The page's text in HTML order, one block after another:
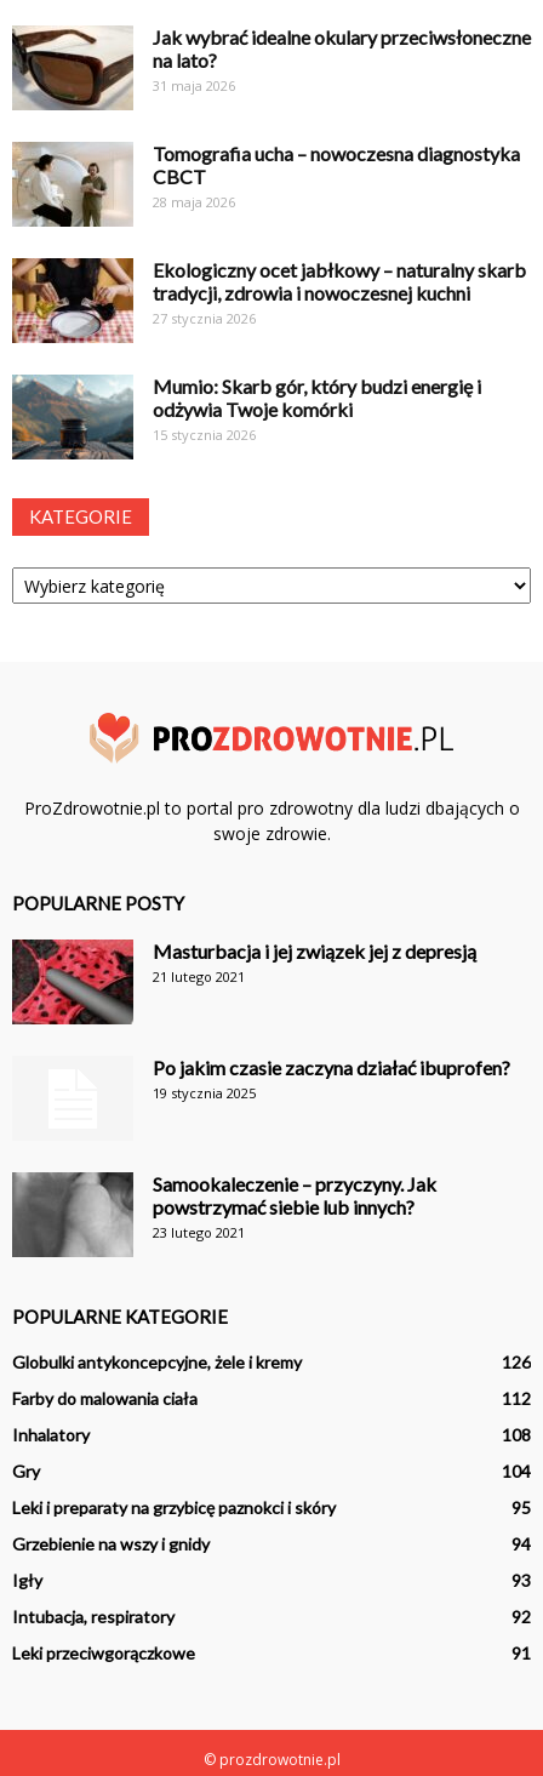
Jak wybrać idealne okulary przeciwsłoneczne
na lato?
31 maja 2026
Tomografia ucha – nowoczesna diagnostyka
CBCT
28 maja 2026
Ekologiczny ocet jabłkowy – naturalny skarb
tradycji, zdrowia i nowoczesnej kuchni
27 stycznia 2026
Mumio: Skarb gór, który budzi energię i
odżywia Twoje komórki
15 stycznia 2026
KATEGORIE
Kategorie
ProZdrowotnie.pl to portal pro zdrowotny dla ludzi dbających o
swoje zdrowie.
POPULARNE POSTY
Masturbacja i jej związek jej z depresją
21 lutego 2021
Po jakim czasie zaczyna działać ibuprofen?
19 stycznia 2025
Samookaleczenie – przyczyny. Jak
powstrzymać siebie lub innych?
23 lutego 2021
POPULARNE KATEGORIE
Globulki antykoncepcyjne, żele i kremy
126
Farby do malowania ciała
112
Inhalatory
108
Gry
104
Leki i preparaty na grzybicę paznokci i skóry
95
Grzebienie na wszy i gnidy
94
Igły
93
Intubacja, respiratory
92
Leki przeciwgorączkowe
91
© prozdrowotnie.pl